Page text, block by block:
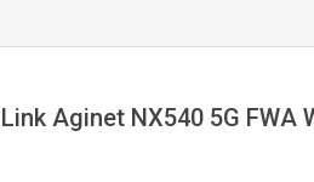
Aginet NX540 5G FWA